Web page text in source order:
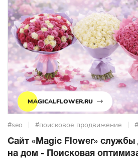
MAGICALFLOWER.RU
#seo #поисковое продвижение
Сайт «Magic Flower» службы
на дом - Поисковая